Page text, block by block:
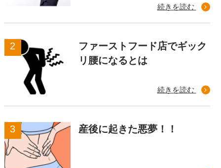
続きを読む
ファーストフード店でギック
リ腰になるとは
続きを読む
産後に起きた悪夢！！